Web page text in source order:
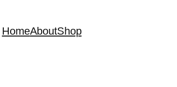
HomeAboutShop